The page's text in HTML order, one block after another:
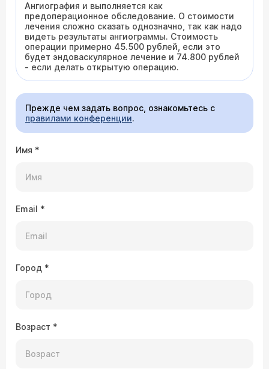
Ангиография и выполняется как
предоперационное обследование. О стоимости
лечения сложно сказать однозначно, так как надо
видеть результаты ангиограммы. Стоимость
операции примерно 45.500 рублей, если это
будет эндоваскулярное лечение и 74.800 рублей
- если делать открытую операцию.
Прежде чем задать вопрос, ознакомьтесь с
правилами конференции.
Имя *
Email *
Город *
Возраст *